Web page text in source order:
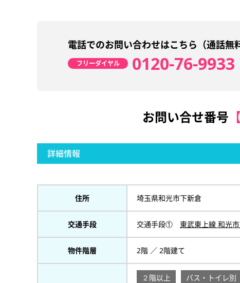
電話でのお問い合わせはこちら（通話無料
フリーダイヤル 0120-76-9933
お問い合せ番号
詳細情報
住所 埼玉県和光市下新倉
交通手段 交通手段① 東武東上線 和光
物件階層 2階 ／ 2階建て
２階以上 バス・トイレ別